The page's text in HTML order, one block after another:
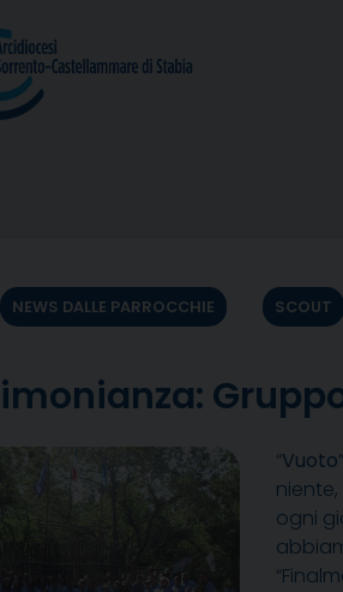
NEWS DALLE PARROCCHIE SCOUT
“Vuoto
ogni